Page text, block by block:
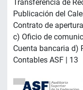
Transferencia de
Publicación del
Contrato de
c) Oficio de
Cuenta bancaria d)
Contables ASF | 13